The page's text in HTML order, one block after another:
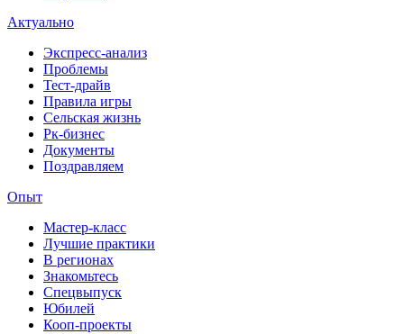
Актуально
Экспресс-анализ
Проблемы
Тест-драйв
Правила игры
Сельская жизнь
Рк-бизнес
Документы
Поздравляем
Опыт
Мастер-класс
Лучшие практики
В регионах
Знакомьтесь
Спецвыпуск
Юбилей
Кооп-проекты